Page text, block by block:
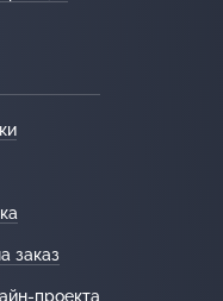
заказ
проекта